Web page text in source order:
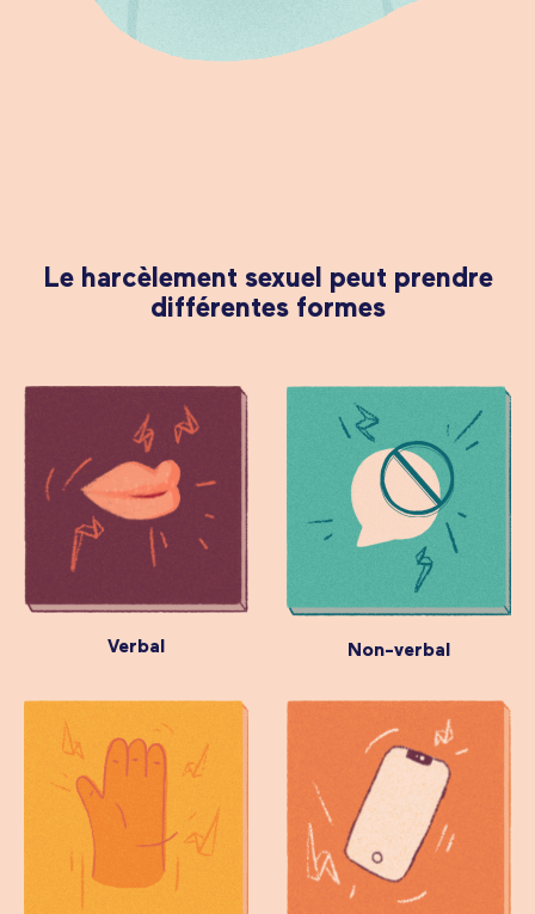
Le harcèlement sexuel peut prendre
différentes formes
Verbal Non-verbal